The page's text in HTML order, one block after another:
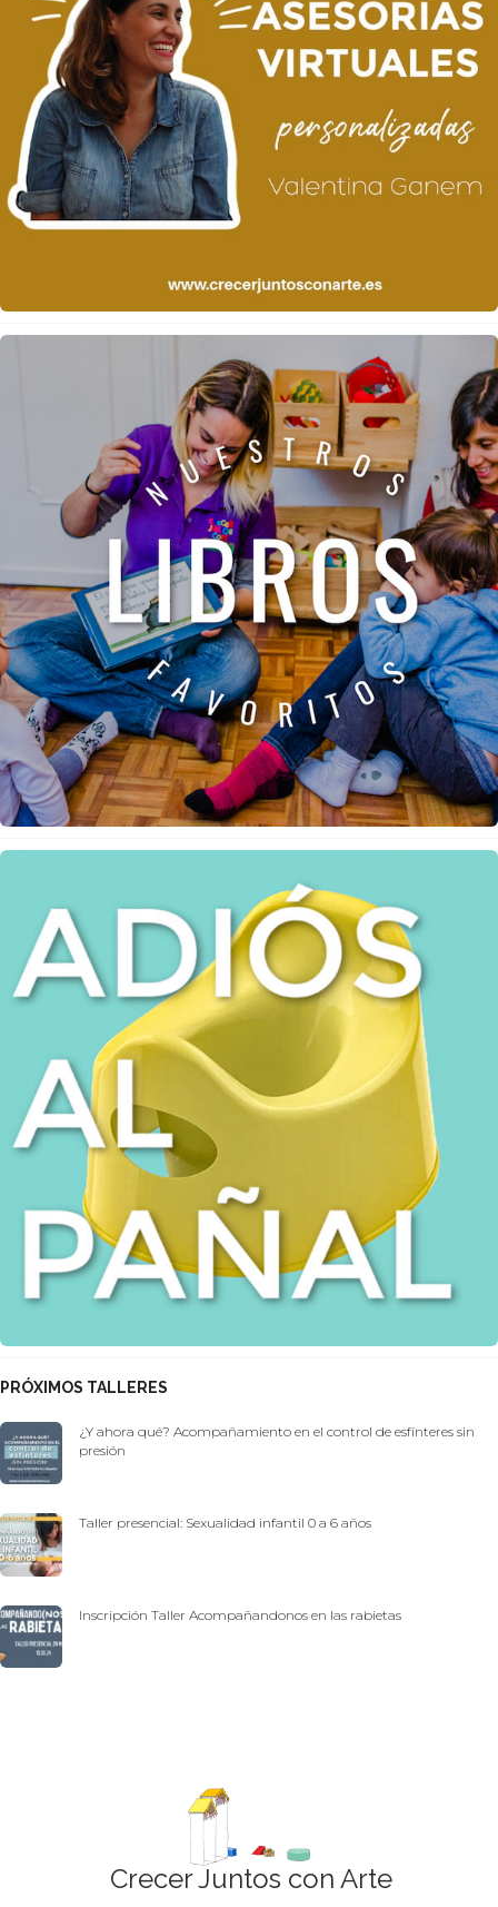
PRÓXIMOS TALLERES
¿Y ahora qué? Acompañamiento en el control de esfínteres sin
presión
Taller presencial: Sexualidad infantil 0 a 6 años
Inscripción Taller Acompañandonos en las rabietas
Crecer Juntos con Arte